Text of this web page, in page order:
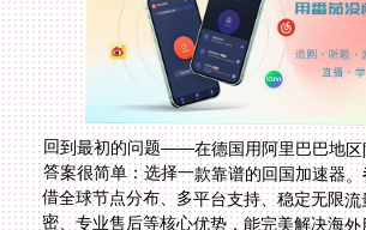
回到最初的问题——在德国用阿里巴巴地区
答案很简单：选择一款靠谱的回国加速器。